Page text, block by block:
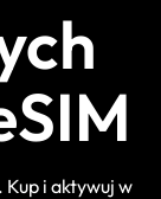
Kup i aktywuj w